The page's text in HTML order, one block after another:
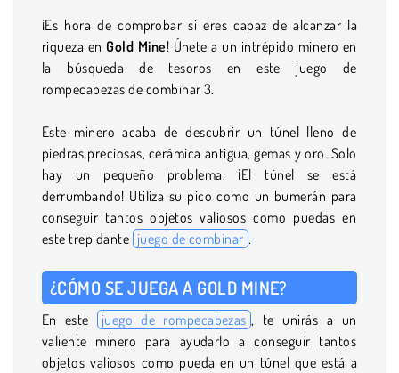
¡Es hora de comprobar si eres capaz de alcanzar la
riqueza en Gold Mine! Únete a un intrépido minero en
la búsqueda de tesoros en este juego de
rompecabezas de combinar 3.
Este minero acaba de descubrir un túnel lleno de
piedras preciosas, cerámica antigua, gemas y oro. Solo
hay un pequeño problema. ¡El túnel se está
derrumbando! Utiliza su pico como un bumerán para
conseguir tantos objetos valiosos como puedas en
este trepidante juego de combinar .
¿CÓMO SE JUEGA A GOLD MINE?
En este juego de rompecabezas , te unirás a un
valiente minero para ayudarlo a conseguir tantos
objetos valiosos como pueda en un túnel que está a